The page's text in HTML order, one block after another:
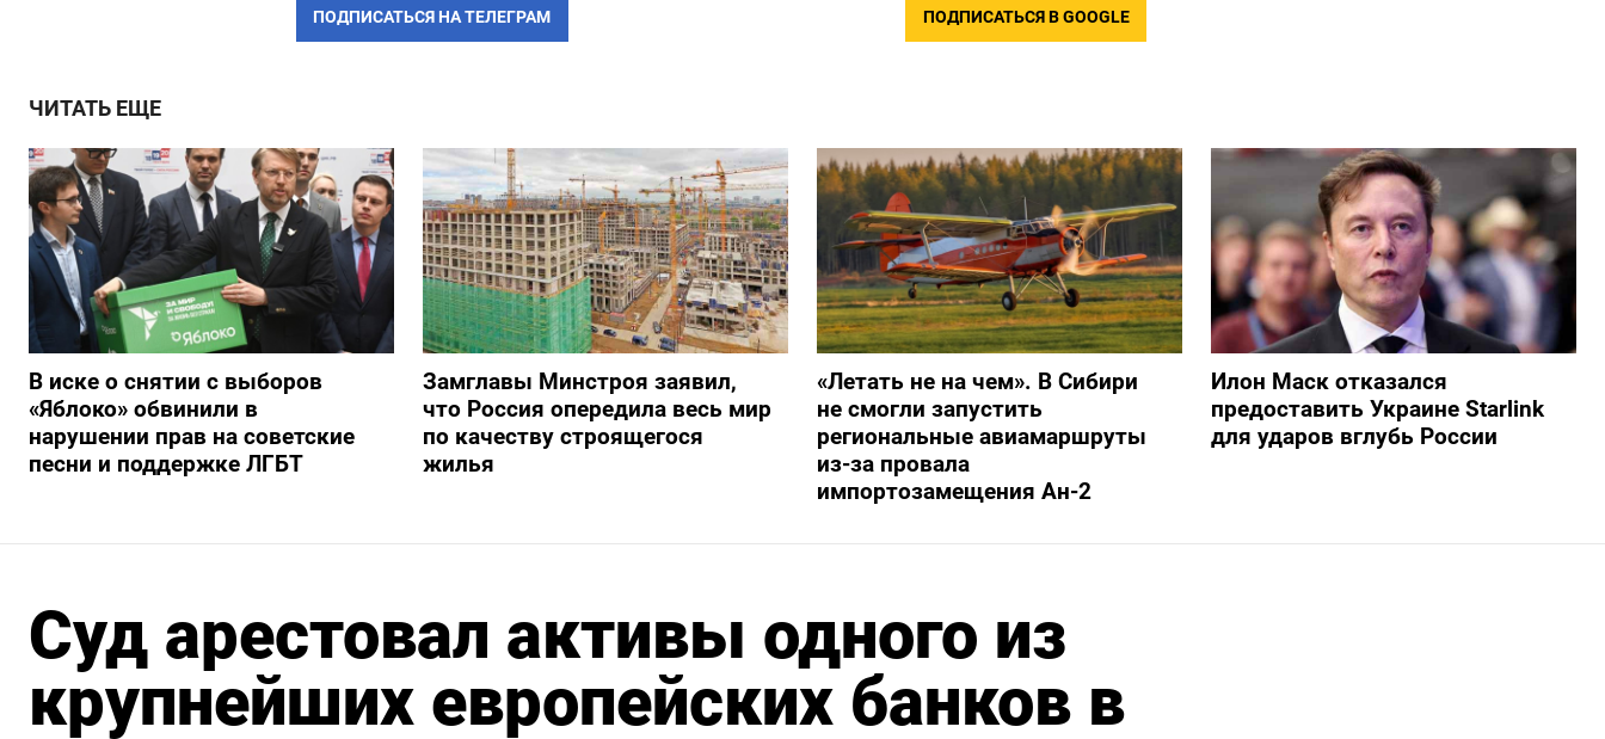
ПОДПИСАТЬСЯ НА ТЕЛЕГРАМ ПОДПИСАТЬСЯ В GOOGLE
ЧИТАТЬ ЕЩЕ
В иске о снятии с выборов
«Яблоко» обвинили в
нарушении прав на советские
песни и поддержке ЛГБТ
Замглавы Минстроя заявил,
что Россия опередила весь мир
по качеству строящегося
жилья
«Летать не на чем». В Сибири
не смогли запустить
региональные авиамаршруты
из-за провала
импортозамещения Ан-2
Илон Маск отказался
предоставить Украине Starlink
для ударов вглубь России
Суд арестовал активы одного из
крупнейших европейских банков в